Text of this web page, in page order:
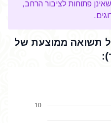
פתוחות לציבור הרחב,
תשואה ממוצעת של
10